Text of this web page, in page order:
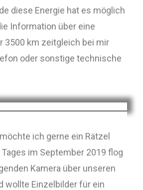
diese Energie hat es möglich
Information über eine
3500 km zeitgleich bei mir
oder sonstige technische
ich gerne ein Rätzel
im September 2019 flog
Kamera über unseren
wollte Einzelbilder für ein